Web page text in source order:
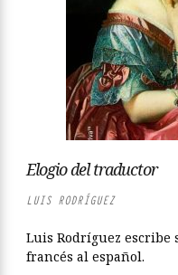
Elogio del traductor
LUIS RODRÍGUEZ
Luis Rodríguez
francés al español.